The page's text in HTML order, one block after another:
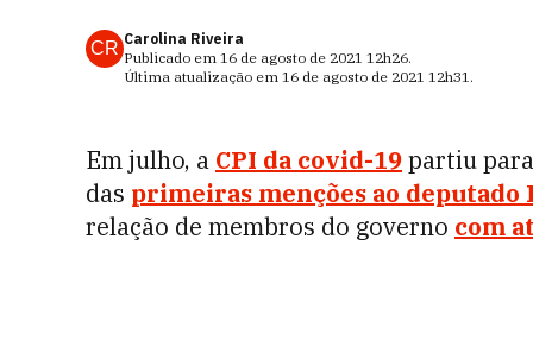
CR Carolina Riveira
Publicado em 16 de agosto de 2021 12h26.
Última atualização em 16 de agosto de 2021 12h31.
Em julho, a CPI da covid-19partiu
das primeiras menções ao deputado
relação de membros do governo com